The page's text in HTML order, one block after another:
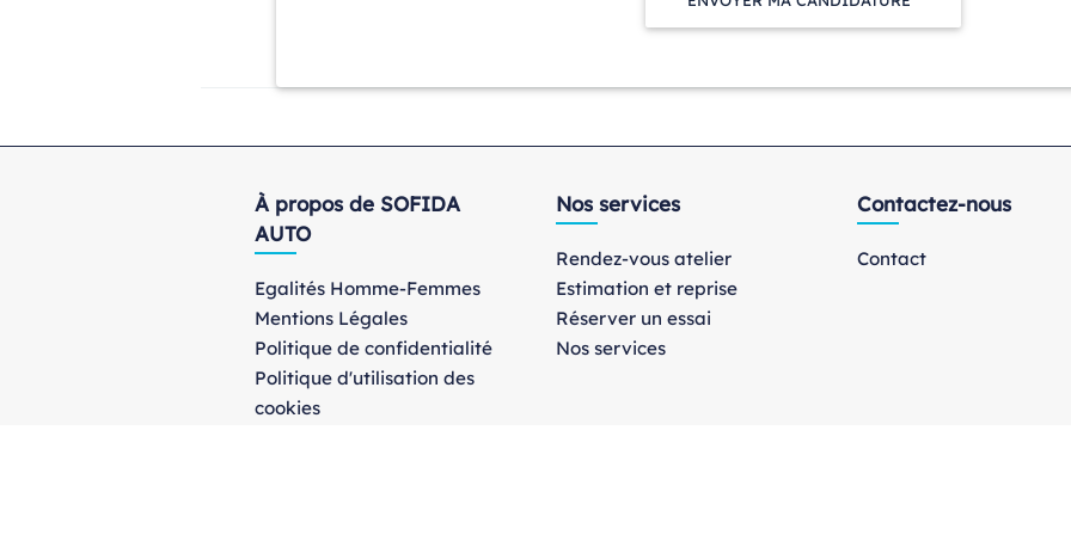
À propos de SOFIDA
AUTO
Egalités Homme-Femmes
Mentions Légales
Politique de confidentialité
Politique d'utilisation des
cookies
Nos services
Rendez-vous atelier
Estimation et reprise
Réserver un essai
Nos services
Contactez-nous
Contact